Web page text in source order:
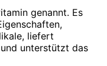
genannt. Es
liefert
unterstützt das